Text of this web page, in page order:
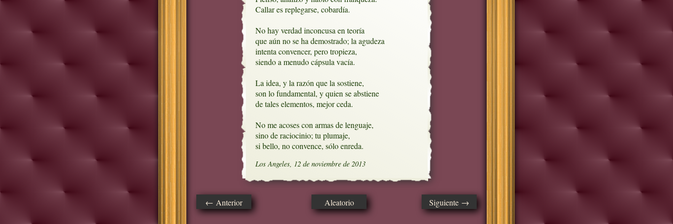
Callar es replegarse, cobardía.
No hay verdad inconcusa en teoría
que aún no se ha demostrado; la agudeza
intenta convencer, pero tropieza,
siendo a menudo cápsula vacía.
La idea, y la razón que la sostiene,
son lo fundamental, y quien se abstiene
de tales elementos, mejor ceda.
No me acoses con armas de lenguaje,
sino de raciocinio; tu plumaje,
si bello, no convence, sólo enreda.
Los Angeles, 12 de noviembre de 2013
← Anterior Aleatorio Siguiente →